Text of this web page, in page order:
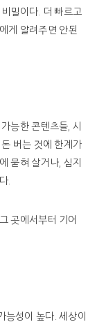
밀이다. 더 빠르고
게 알려주면 안된
능한 콘텐츠들, 시
버는 것에 한계가
묻혀 살거나, 심지
.
곳에서부터 기어
능성이 높다. 세상이